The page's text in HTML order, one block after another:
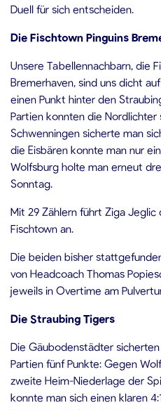
Duell für sich entscheiden.
Die Fischtown Pinguins
Unsere Tabellennachbarn, die
Bremerhaven, sind uns dicht
einen Punkt hinter den
Partien konnten die
Schwenningen sicherte man
die Eisbären konnte man nur
Wolfsburg holte man erneut
Sonntag.
Mit 29 Zählern führt Ziga
Fischtown an.
Die beiden bisher
von Headcoach Thomas
jeweils in Overtime am
Die Straubing Tigers
Die Gäubodenstädter
Partien fünf Punkte: Gegen
zweite Heim-Niederlage der
konnte man sich einen klaren